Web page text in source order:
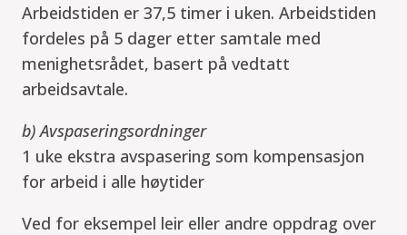
Arbeidstiden er 37,5 timer i uken. Arbeidstiden
fordeles på 5 dager etter samtale med
menighetsrådet, basert på vedtatt
arbeidsavtale.
b) Avspaseringsordninger
1 uke ekstra avspasering som kompensasjon
for arbeid i alle høytider
Ved for eksempel leir eller andre oppdrag over